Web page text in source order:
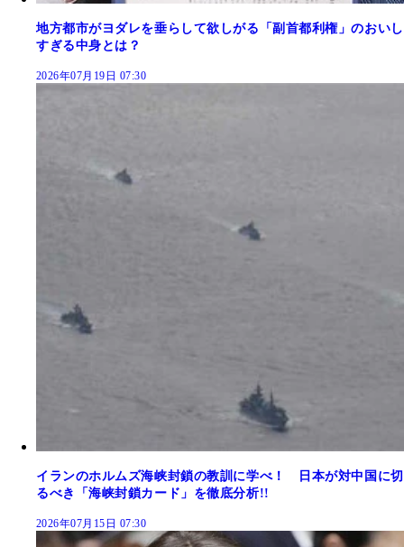
地方都市がヨダレを垂らして欲しがる「副首都利権」のおいし
すぎる中身とは？
2026年07月19日 07:30
イランのホルムズ海峡封鎖の教訓に学べ！ 日本が対中国に切
るべき「海峡封鎖カード」を徹底分析!!
2026年07月15日 07:30